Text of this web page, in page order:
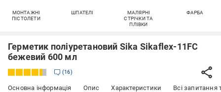
МОНТАЖНІ
ПІСТОЛЕТИ
ШПАТЕЛІ
МАЛЯРНІ
СТРІЧКИ ТА
ПЛІВКИ
ФАРБА
Герметик поліуретановий Sika Sikaflex-11FC
бежевий 600 мл
16
Основна інформація Опис Характеристики Всі запитання